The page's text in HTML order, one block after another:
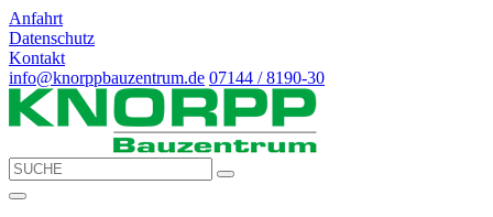
Anfahrt
Datenschutz
Kontakt
info@knorppbauzentrum.de 07144 / 8190-30